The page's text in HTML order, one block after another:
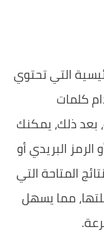
التي تحتوي
كلمات
بعد ذلك، يمكنك
البريدي أو
المتاحة التي
مما يسهل